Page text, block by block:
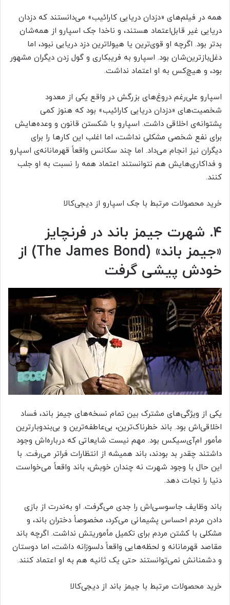
همه در فیلم‌های «دزدان دریایی کارائیب» می‌دانستند که دزدان
دریایی غیر قابل‌اعتماد هستند، و ناخدا جک اسپارو از همه‌شان
بدتر بود. اگرچه او قوی‌ترین یا هیولاترین دزد دریایی نبود، اما
دغل‌بازترین‌شان بود. اسپارو به فریبکاری و گول‌ زدن دیگران مشهور
بود، و هیچ‌کس به او اعتماد نداشت.
اسپارو علی‌رغم دروغ‌های بزرگش در واقع یکی از معدود
شخصیت‌های «دزدان دریایی کارائیب» بود که هنوز کمی
پشتوانه‌ی اخلاقی داشت. اسپارو با شکستن قانون و وعده‌هایش
برای نفع شخصی مشکلی نداشت، اما اغلب این کارها را برای
دیگران نیز انجام می‌داد. اما چند سکانس واقعاً قهرمانانه‌ی اسپارو
و فداکاری‌هایش هم نتوانستند اعتماد همه را نسبت به او جلب
کنند.
خرید محصولات مرتبط با جک اسپارو از دیجی‌کالا
۴. شهرت جیمز باند در فرنچایز
«جیمز باند» (The James Bond) از
خودش پیشی گرفت
یکی از ویژگی‌های مشترک بین تمام نسخه‌های جیمز باند، فساد
اخلاقی‌اش بود. باند خطرناک‌ترین، بی‌عاطفه‌ترین و بی‌بندوبارترین
مأمور ام‌آی‌سیکس بود. مهم نیست شایعاتی که درباره‌اش وجود
داشتند چقدر بد بودند، باند همیشه از انتظارات فراتر می‌رفت. با
این حال با وجود شهرت نه چندان خوبش، باند واقعاً می‌خواست
دنیا را نجات دهد.
باند وظایف جاسوسی‌اش را جدی می‌گرفت. او به‌ندرت از بازی‌
دادن مردم احساس پشیمانی می‌کرد، مخصوصاً دختران باند، و
مشکلی با کشتن مردم برای تکمیل مأموریتش نداشت. اگرچه باند
مقاصد قهرمانانه و لحظه‌هایی واقعاً دلسوزانه داشت، اما دوستان
و دشمنانش نمی‌توانستند حتی یک ثانیه هم به او اعتماد کنند.
خرید محصولات مرتبط با جیمز باند از دیجی‌کالا